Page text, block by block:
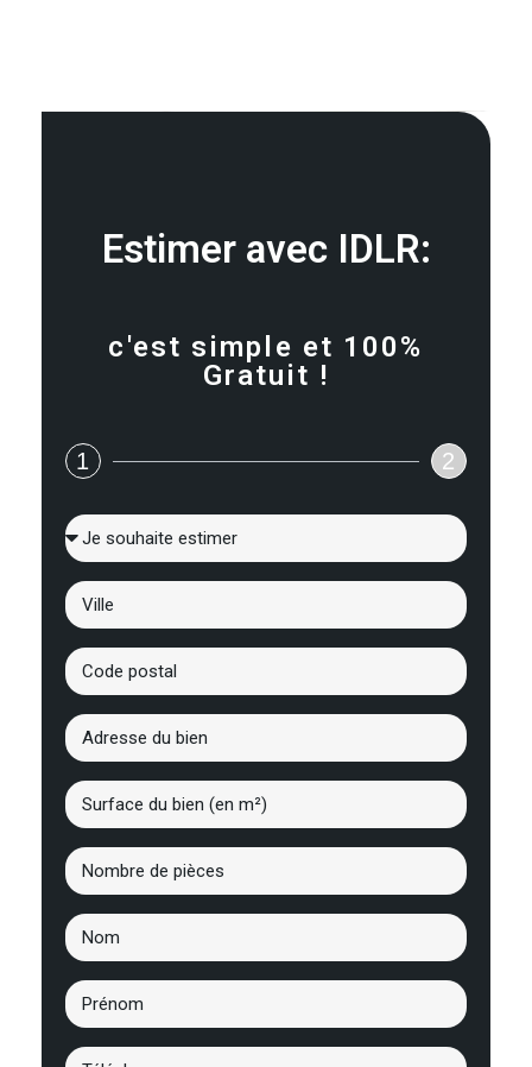
Estimer avec IDLR:
c'est simple et 100%
Gratuit !
1 2